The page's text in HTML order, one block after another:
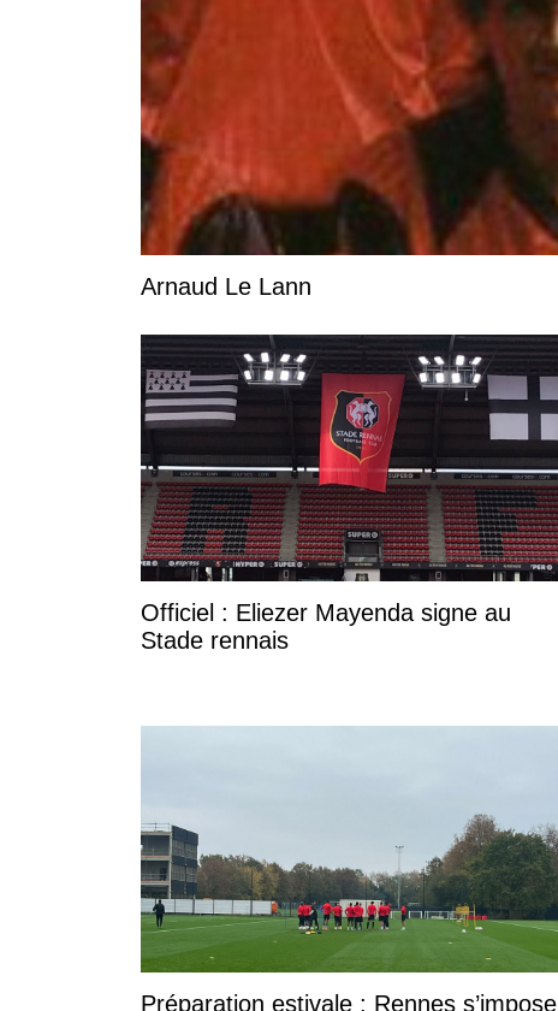
Arnaud Le Lann
Officiel : Eliezer Mayenda signe au
Stade rennais
Préparation estivale : Rennes s’impose